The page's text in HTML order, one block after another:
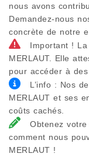
nous avons
Demandez-nous
concrète de notre
Important !
MERLAUT. Elle
pour accéder à
L’info : Nos
MERLAUT et ses
coûts cachés.
Obtenez
comment nous
MERLAUT !